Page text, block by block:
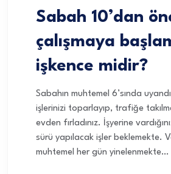
Sabah 10’dan
çalışmaya
işkence midir?
Sabahın muhtemel 6’sında
işlerinizi toparlayıp, trafiğe
evden fırladınız. İşyerine
sürü yapılacak işler beklemekte.
muhtemel her gün yinelenmekte…